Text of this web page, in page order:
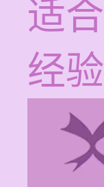
适
经验